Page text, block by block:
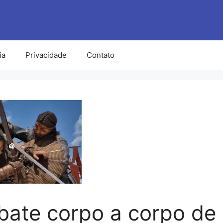
Privacidade Contato
corpo a corpo de